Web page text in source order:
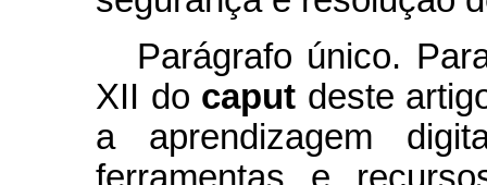
Parágrafo único.
XII do caput deste
a aprendizagem